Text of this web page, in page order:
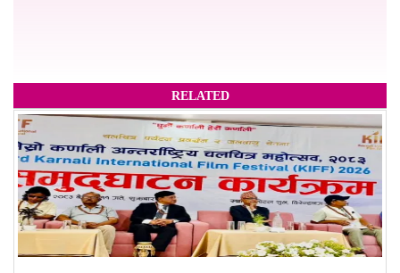
RELATED